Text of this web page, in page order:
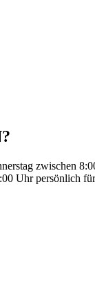
zwischen
Uhr persönlich für